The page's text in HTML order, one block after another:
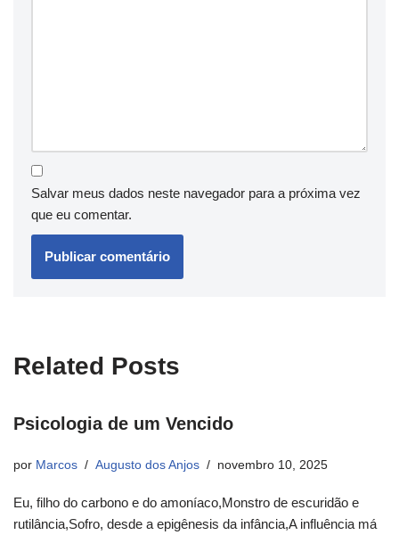
Salvar meus dados neste navegador para a próxima vez
que eu comentar.
Related Posts
Psicologia de um Vencido
por Marcos Augusto dos Anjos novembro 10, 2025
Eu, filho do carbono e do amoníaco,Monstro de escuridão e
rutilância,Sofro, desde a epigênesis da infância,A influência má